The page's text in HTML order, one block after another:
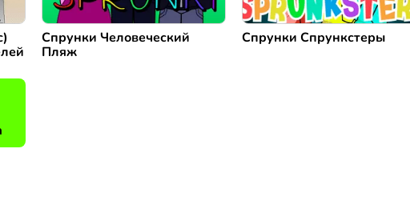
Спрунки Человеческий
Пляж
Спрунки Спрункстеры